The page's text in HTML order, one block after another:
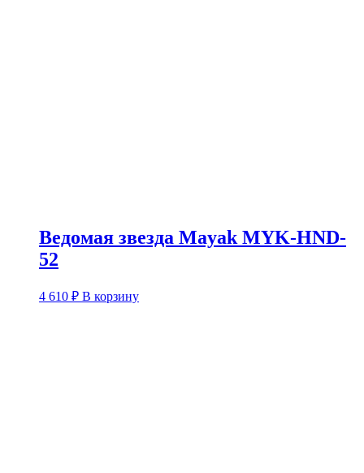
Ведомая звезда Mayak MYK-HND-
52
4 610 ₽ В корзину